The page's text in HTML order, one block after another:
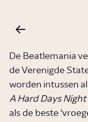
De Beatlemania
de Verenigde
worden intussen
A Hard Days Night
als de beste